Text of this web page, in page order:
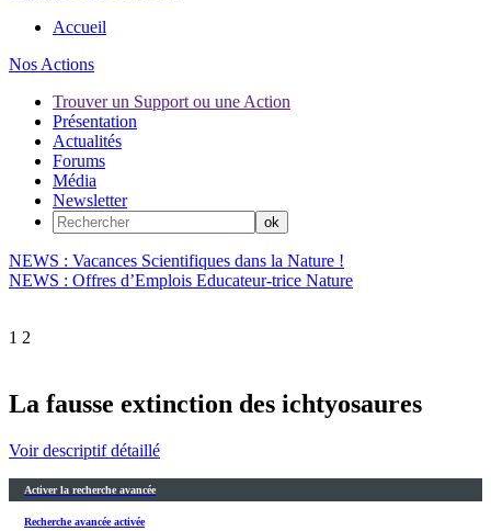
Accueil
Nos Actions
Trouver un Support ou une Action
Présentation
Actualités
Forums
Média
Newsletter
NEWS : Vacances Scientifiques dans la Nature !
NEWS : Offres d’Emplois Educateur-trice Nature
1 2
La fausse extinction des ichtyosaures
Voir descriptif détaillé
Activer la recherche avancée
Recherche avancée activée